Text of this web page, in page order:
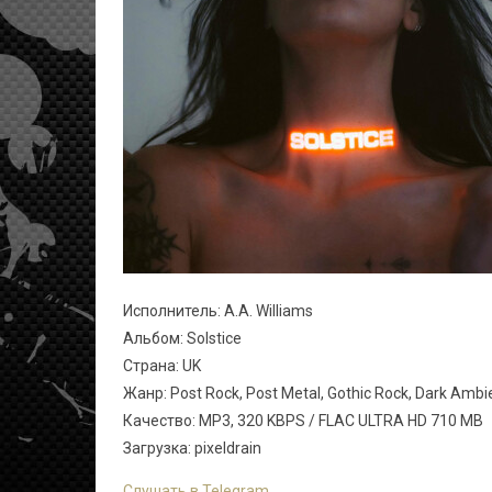
Исполнитель: A.A. Williams
Альбом: Solstice
Страна: UK
Жанр: Post Rock, Post Metal, Gothic Rock, Dark
Качество: MP3, 320 KBPS / FLAC ULTRA HD 710 MB
Загрузка: pixeldrain